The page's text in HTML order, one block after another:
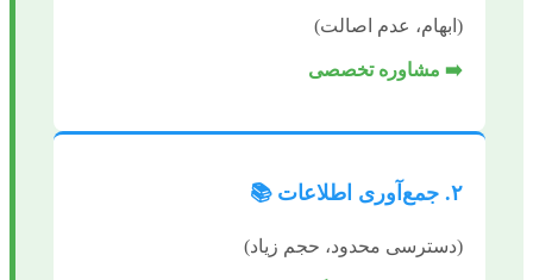
(ابهام، عدم اصالت)
➡️ مشاوره تخصصی
۲. جمع‌آوری اطلاعات 📚
(دسترسی محدود، حجم زیاد)